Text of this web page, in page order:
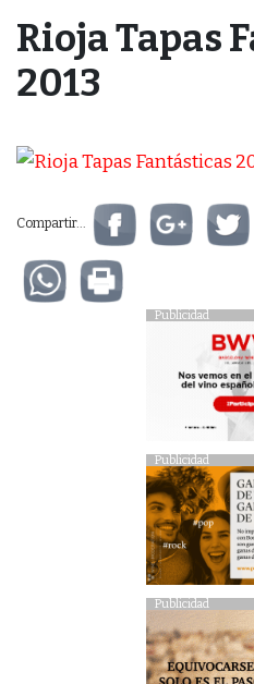
Rioja Tapas
2013
Compartir...
Publicidad
Publicidad
Publicidad